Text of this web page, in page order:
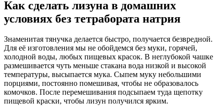
Как сделать лизуна в домашних
условиях без тетрабората натрия
Знаменитая тянучка делается быстро, получается безвредной.
Для её изготовления мы не обойдемся без муки, горячей,
холодной воды, любых пищевых красок. В неглубокой чашке
размешивается чуть меньше стакана вода низкой и высокой
температуры, высыпается мука. Сыпем муку небольшими
порциями, постоянно помешивая, чтобы не образовалось
комочков. После перемешивания подсыпаем туда щепотку
пищевой краски, чтобы лизун получился ярким.